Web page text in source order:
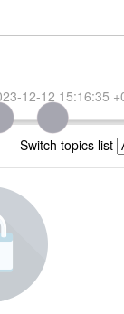
12-12 15:16:35
Switch topics list